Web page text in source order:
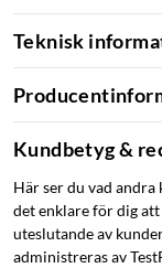
Teknisk
Kundbetyg &
Här ser du vad
det enklare för dig
uteslutande av
administreras av